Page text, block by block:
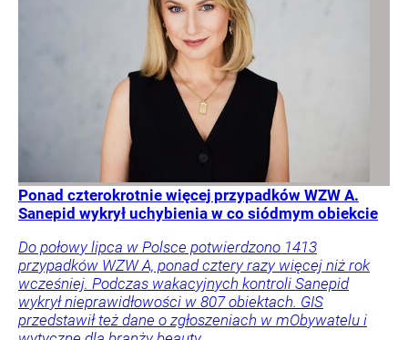
Ponad czterokrotnie więcej przypadków WZW A.
Sanepid wykrył uchybienia w co siódmym obiekcie
Do połowy lipca w Polsce potwierdzono 1413
przypadków WZW A, ponad cztery razy więcej niż rok
wcześniej. Podczas wakacyjnych kontroli Sanepid
wykrył nieprawidłowości w 807 obiektach. GIS
przedstawił też dane o zgłoszeniach w mObywatelu i